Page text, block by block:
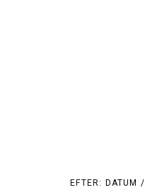
EFTER: DATUM /